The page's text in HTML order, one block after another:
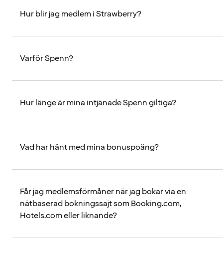
Hur blir jag medlem i Strawberry?
Varför Spenn?
Hur länge är mina intjänade Spenn giltiga?
Vad har hänt med mina bonuspoäng?
Får jag medlemsförmåner när jag bokar via en
nätbaserad bokningssajt som Booking.com,
Hotels.com eller liknande?